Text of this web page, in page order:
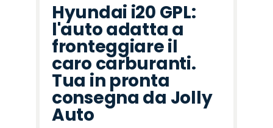
Hyundai i20 GPL:
l'auto adatta a
fronteggiare il
caro carburanti.
Tua in pronta
consegna da Jolly
Auto